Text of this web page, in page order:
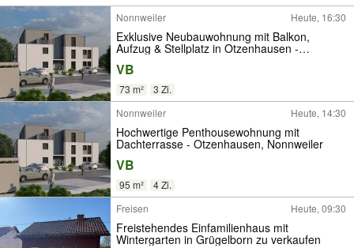
Nonnweiler Heute, 16:30
Exklusive Neubauwohnung mit Balkon,
Aufzug & Stellplatz in Otzenhausen -
barrierefrei
VB
73 m²
3 Zi.
Nonnweiler
Heute, 14:30
Hochwertige Penthousewohnung mit
Dachterrasse - Otzenhausen, Nonnweiler
VB
95 m²
4 Zi.
Freisen
Heute, 09:30
Freistehendes Einfamilienhaus mit
Wintergarten in Grügelborn zu verkaufen